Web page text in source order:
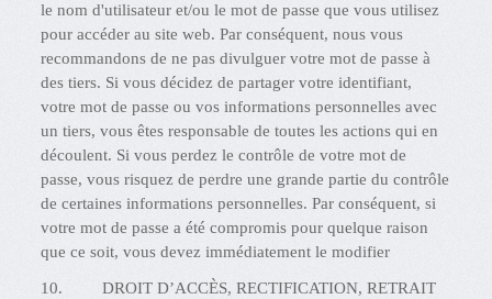
le nom d'utilisateur et/ou le mot de passe que vous utilisez
pour accéder au site web. Par conséquent, nous vous
recommandons de ne pas divulguer votre mot de passe à
des tiers. Si vous décidez de partager votre identifiant,
votre mot de passe ou vos informations personnelles avec
un tiers, vous êtes responsable de toutes les actions qui en
découlent. Si vous perdez le contrôle de votre mot de
passe, vous risquez de perdre une grande partie du contrôle
de certaines informations personnelles. Par conséquent, si
votre mot de passe a été compromis pour quelque raison
que ce soit, vous devez immédiatement le modifier
10. DROIT D’ACCÈS, RECTIFICATION, RETRAIT